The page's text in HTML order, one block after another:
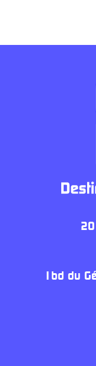
1bd du